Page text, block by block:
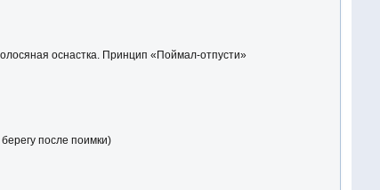
оснастка. Принцип «Поймал-отпусти»
после поимки)